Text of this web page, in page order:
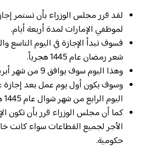
لقد قرر مجلس الوزراء بأن تستمر
لموظفي الإمارات لمدة أربعة أيام.
فسوف تبدأ الإجازة في اليوم التاسع
شعر رمضان عام 1445 هجرياً.
وهذا اليوم سوف يوافق 9 من شهر أبريل
وسوف يكون أول يوم عمل بعد إجازة
اليوم الرابع من شهر شوال عام 1445 هجرياً
كما أن مجلس الوزراء قرر بأن تكون
الأجر لجميع القطاعات سواء كانت
حكومية.